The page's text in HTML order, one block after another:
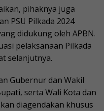
pihaknya juga
PSU Pilkada 2024
didukung oleh APBN.
pelaksanaan Pilkada
selanjutnya.
Gubernur dan Wakil
serta Wali Kota dan
diagendakan khusus